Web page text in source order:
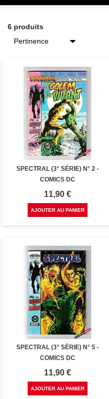
6 produits
SPECTRAL (3° SÉRIE) N° 2 -
COMICS DC
Prix
11,90 €
AJOUTER AU PANIER
SPECTRAL (3° SÉRIE) N° 5 -
COMICS DC
Prix
11,90 €
AJOUTER AU PANIER